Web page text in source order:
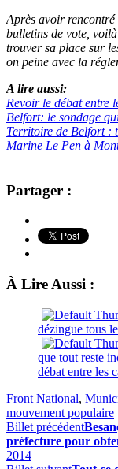
Après avoir rencontré
bulletins de vote,
trouver sa place sur
on peine avec la
A lire aussi:
Revoir le débat entre
Belfort: le sondage
Territoire de Belfort :
Marine Le Pen à
Partager :
À Lire Aussi :
dézingue tous
que tout reste
débat entre les
Front National,
mouvement populaire
Billet précédent
préfecture pour
2014